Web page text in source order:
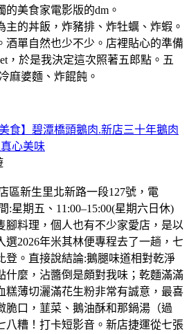
美食家電影版的dm。
主的丼飯，炸豬排、炸牡蠣、炸蝦。
酒單自然也少不少。店裡貼心的準備
，於是我決定這次照著五郎點。五
麻婆麵、炸餛飩。
食】碧潭橋頭鵝肉.新店三十年鵝肉
心美味
區新生里北新路一段127號，電
:星期五、11:00–15:00(星期六日休)
腳料理，個人也有不少家愛店，是以
選2026年米其林便專程去了一趟，七
登。直接說結論:鵝腿味道相對乾淨
什麼，沾醬倒是頗對我味；乾麵滿滿
糕薄切灑滿花生粉非常有誠意，最喜
脆口，韮菜、鵝油酥和那鍋湯（過
八糟！打卡短影音。新店捷運從七張